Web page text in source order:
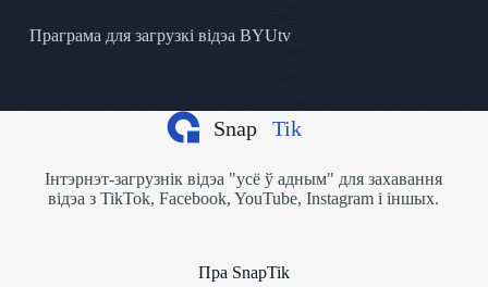
Праграма для загрузкі відэа BYUtv
Інтэрнэт-загрузнік відэа "усё ў адным" для захавання
відэа з TikTok, Facebook, YouTube, Instagram і іншых.
Пра SnapTik